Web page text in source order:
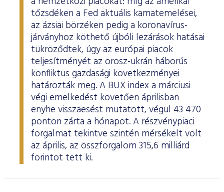
tőzsdéken a Fed aktuális kamatemelései,
az ázsiai börzéken pedig a koronavírus-
járványhoz köthető újbóli lezárások hatásai
tükröződtek, úgy az európai piacok
teljesítményét az orosz-ukrán háborús
konfliktus gazdasági következményei
határozták meg. A BUX index a márciusi
végi emelkedést követően áprilisban
enyhe visszaesést mutatott, végül 43 470
ponton zárta a hónapot. A részvénypiaci
forgalmat tekintve szintén mérsékelt volt
az április, az összforgalom 315,6 milliárd
forintot tett ki.